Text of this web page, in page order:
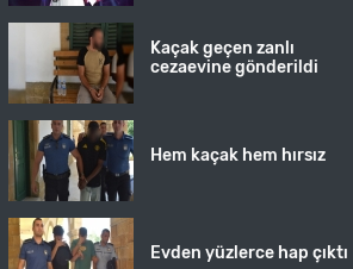
Kaçak geçen zanlı
cezaevine gönderildi
Hem kaçak hem hırsız
Evden yüzlerce hap çıktı